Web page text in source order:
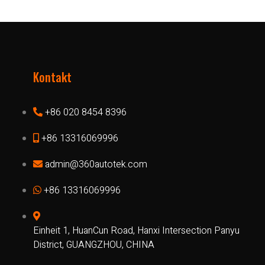
Kontakt
+86 020 8454 8396
+86 13316069996
admin@360autotek.com
+86 13316069996
Einheit 1, HuanCun Road, Hanxi Intersection Panyu
District, GUANGZHOU, CHINA